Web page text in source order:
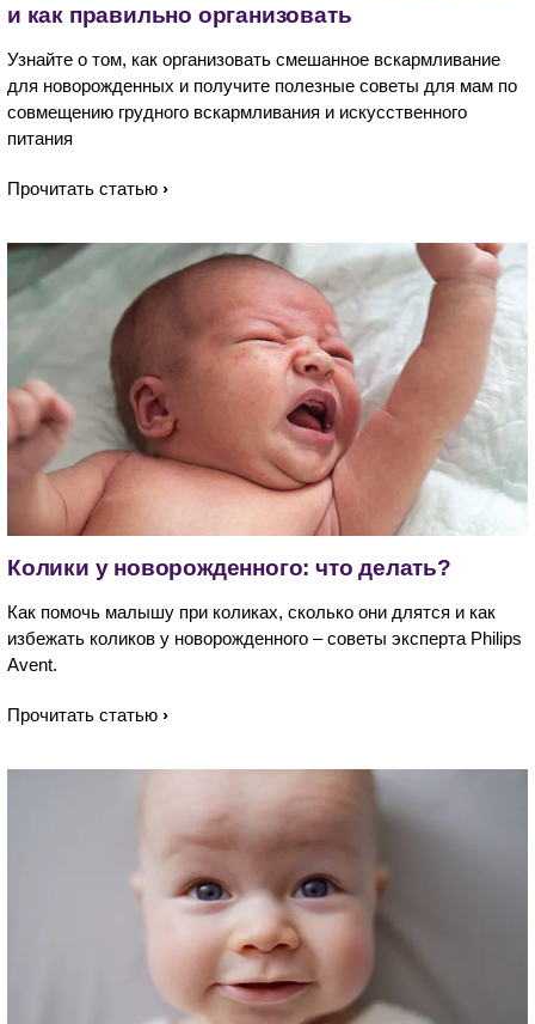
и как правильно организовать
Узнайте о том, как организовать смешанное вскармливание
для новорожденных и получите полезные советы для мам по
совмещению грудного вскармливания и искусственного
питания
Прочитать статью
Колики у новорожденного: что делать?
Как помочь малышу при коликах, сколько они длятся и как
избежать коликов у новорожденного – советы эксперта Philips
Avent.
Прочитать статью